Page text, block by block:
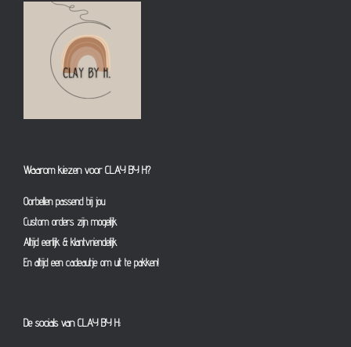
Waarom kiezen voor CLAY BY H?
Oorbellen passend bij jou
Custom orders zijn mogelijk
Altijd eerlijk & klantvriendelijk
En altijd een cadeautje om uit te pakken!
De socials van CLAY BY H: